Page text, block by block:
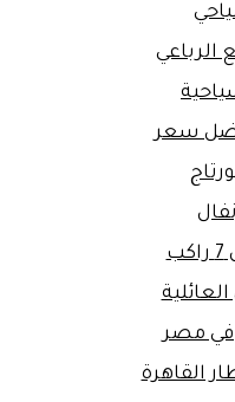
الرباعي
سعر
في مصر
القاهرة